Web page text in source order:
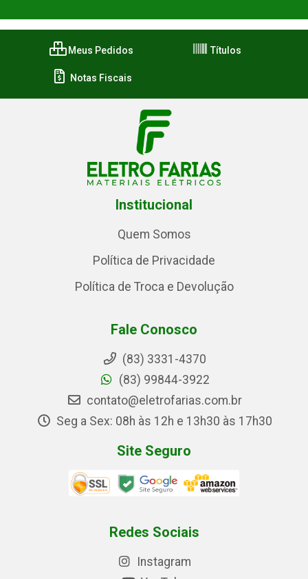
Meus Pedidos Títulos
Notas Fiscais
Institucional
Quem Somos
Política de Privacidade
Política de Troca e Devolução
Fale Conosco
(83) 3331-4370
(83) 99844-3922
contato@eletrofarias.com.br
Seg a Sex: 08h às 12h e 13h30 às 17h30
Site Seguro
Redes Sociais
Instagram